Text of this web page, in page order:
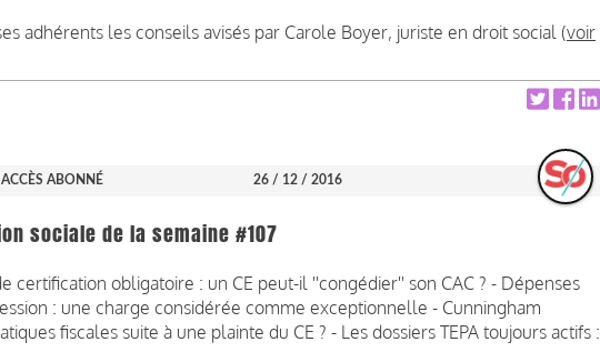
adhérents les conseils avisés par Carole Boyer, juriste en droit social (voir
ACCÈS ABONNÉ 26 / 12 / 2016
sociale de la semaine #107
certification obligatoire : un CE peut-il ''congédier'' son CAC ? - Dépenses
: une charge considérée comme exceptionnelle - Cunningham
fiscales suite à une plainte du CE ? - Les dossiers TEPA toujours actifs :